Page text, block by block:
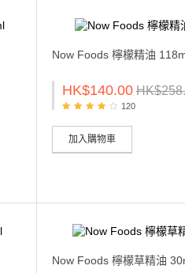
Now Foods 檸檬精油
HK$140.00
120
加入購物車
Now Foods 檸檬草精油